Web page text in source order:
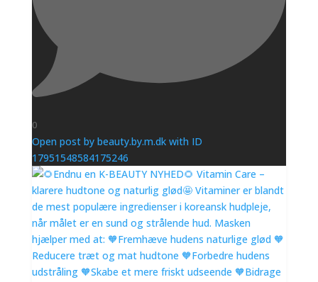
0
Open post by beauty.by.m.dk with ID
17951548584175246